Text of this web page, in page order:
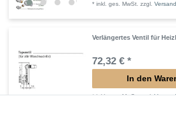
*inkl. ges. MwSt. zzgl.
Verlängertes Ventil für
72,32 € *
In den
*inkl. ges. MwSt.zzgl.